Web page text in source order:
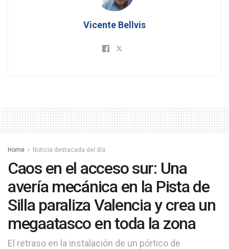
Vicente Bellvis
Home Noticia destacada del día
Caos en el acceso sur: Una
avería mecánica en la Pista de
Silla paraliza Valencia y crea un
megaatasco en toda la zona
El retraso en la instalación de un pórtico de